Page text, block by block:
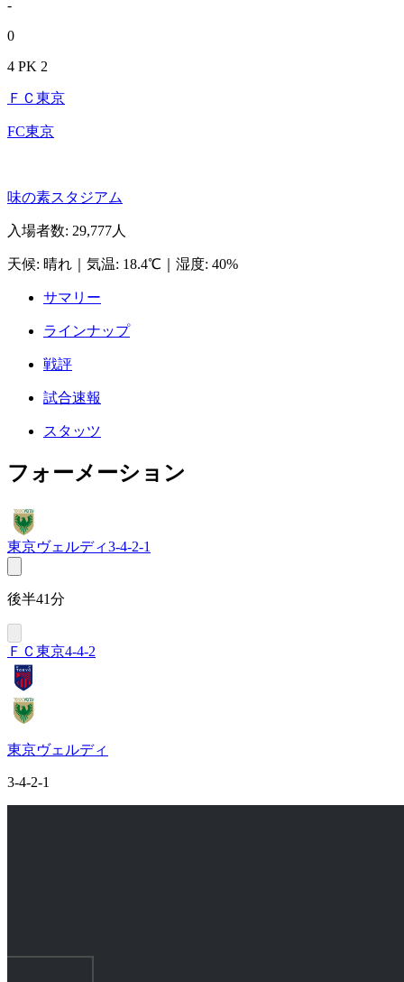
-
0
4 PK 2
ＦＣ東京
FC東京
味の素スタジアム
入場者数: 29,777人
天候: 晴れ 気温: 18.4℃ 湿度: 40%
サマリー
ラインナップ
戦評
試合速報
スタッツ
フォーメーション
東京ヴェルディ3-4-2-1
後半41分
ＦＣ東京4-4-2
東京ヴェルディ
3-4-2-1